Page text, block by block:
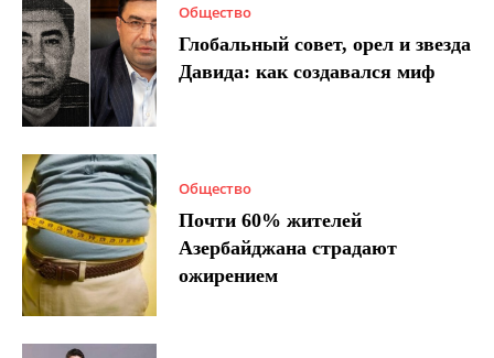
Общество
Глобальный совет, орел и звезда
Давида: как создавался миф
Общество
Почти 60% жителей
Азербайджана страдают
ожирением